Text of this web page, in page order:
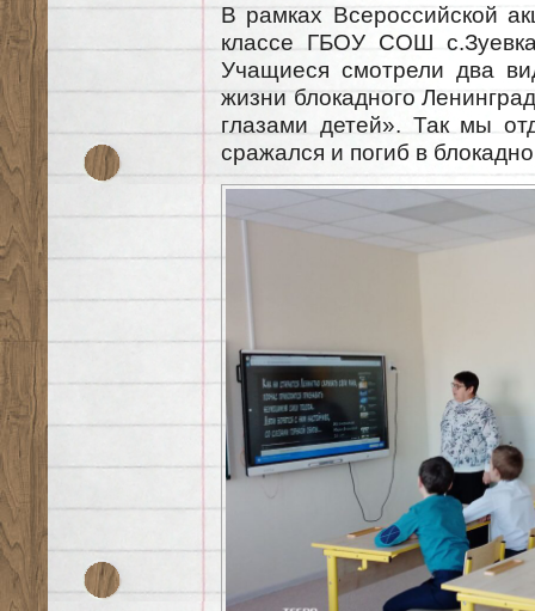
В рамках Всероссийской
классе ГБОУ СОШ
Учащиеся смотрели два
жизни блокадного
глазами детей». Так мы
сражался и погиб в